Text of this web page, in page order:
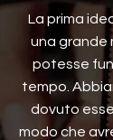
La prima
una grande
potesse
tempo.
dovuto
modo che